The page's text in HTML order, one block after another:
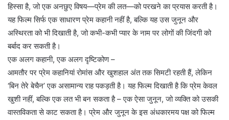
हिस्सा है, जो एक अनछुए विषय—प्रेम की लत—को परखने का प्रयास करती है।
यह फिल्म सिर्फ एक साधारण प्रेम कहानी नहीं है, बल्कि यह उस जुनून और
अस्थिरता को भी दिखाती है, जो कभी-कभी प्यार के नाम पर लोगों की जिंदगी को
बर्बाद कर सकती है।
एक अलग कहानी, एक अलग दृष्टिकोण –
आमतौर पर प्रेम कहानियां रोमांस और खुशहाल अंत तक सिमटी रहती हैं, लेकिन
‘बिन तेरे बेचैन’ एक असामान्य राह पकड़ती है। यह फिल्म दिखाती है कि प्रेम केवल
खुशी नहीं, बल्कि एक लत भी बन सकता है – एक ऐसा जुनून, जो व्यक्ति को उसकी
वास्तविकता से काट सकता है। प्रेम और जुनून के इस अंधकारमय पक्ष को फिल्म